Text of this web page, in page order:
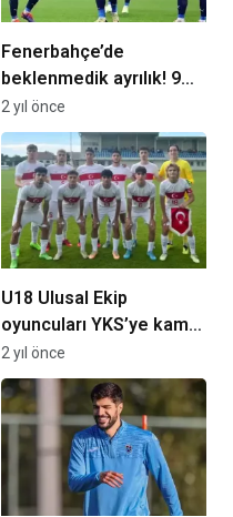
Fenerbahçe’de
beklenmedik ayrılık! 9
milyon euro
karşılığında…
2 yıl önce
U18 Ulusal Ekip
oyuncuları YKS’ye kamp
yaptıkları Zagreb’de
girdi
2 yıl önce